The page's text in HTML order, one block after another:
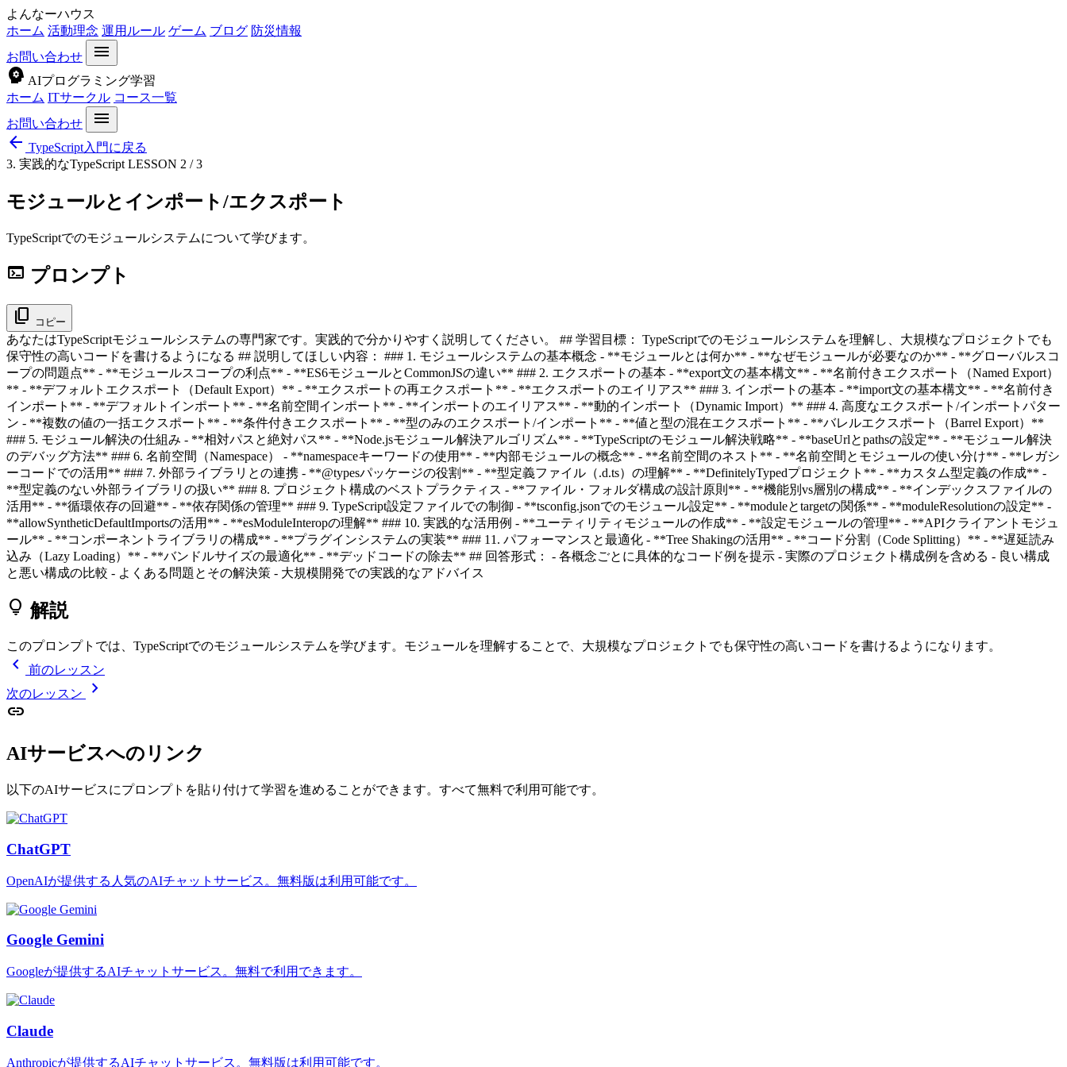
よんなーハウス
ホーム 活動理念 運用ルール ゲーム ブログ 防災情報
お問い合わせ
menu
psychology AIプログラミング学習
ホーム ITサークル コース一覧
お問い合わせ
menu
arrow_back TypeScript入門に戻る
3. 実践的なTypeScript LESSON 2 / 3
モジュールとインポート/エクスポート
TypeScriptでのモジュールシステムについて学びます。
terminal プロンプト
content_copy コピー
あなたはTypeScriptモジュールシステムの専門家です。実践的で分かりやすく説明してください。 ## 学習目標： TypeScriptでのモジュールシステムを理解し、大規模なプロジェクトでも
保守性の高いコードを書けるようになる ## 説明してほしい内容： ### 1. モジュールシステムの基本概念 - **モジュールとは何か** - **なぜモジュールが必要なのか** - **グローバルスコ
ープの問題点** - **モジュールスコープの利点** - **ES6モジュールとCommonJSの違い** ### 2. エクスポートの基本 - **export文の基本構文** - **名前付きエクスポート（Named Export）
** - **デフォルトエクスポート（Default Export）** - **エクスポートの再エクスポート** - **エクスポートのエイリアス** ### 3. インポートの基本 - **import文の基本構文** - **名前付き
インポート** - **デフォルトインポート** - **名前空間インポート** - **インポートのエイリアス** - **動的インポート（Dynamic Import）** ### 4. 高度なエクスポート/インポートパター
ン - **複数の値の一括エクスポート** - **条件付きエクスポート** - **型のみのエクスポート/インポート** - **値と型の混在エクスポート** - **バレルエクスポート（Barrel Export）**
### 5. モジュール解決の仕組み - **相対パスと絶対パス** - **Node.jsモジュール解決アルゴリズム** - **TypeScriptのモジュール解決戦略** - **baseUrlとpathsの設定** - **モジュール解決
のデバッグ方法** ### 6. 名前空間（Namespace） - **namespaceキーワードの使用** - **内部モジュールの概念** - **名前空間のネスト** - **名前空間とモジュールの使い分け** - **レガシ
ーコードでの活用** ### 7. 外部ライブラリとの連携 - **@typesパッケージの役割** - **型定義ファイル（.d.ts）の理解** - **DefinitelyTypedプロジェクト** - **カスタム型定義の作成** -
**型定義のない外部ライブラリの扱い** ### 8. プロジェクト構成のベストプラクティス - **ファイル・フォルダ構成の設計原則** - **機能別vs層別の構成** - **インデックスファイルの
活用** - **循環依存の回避** - **依存関係の管理** ### 9. TypeScript設定ファイルでの制御 - **tsconfig.jsonでのモジュール設定** - **moduleとtargetの関係** - **moduleResolutionの設定** -
**allowSyntheticDefaultImportsの活用** - **esModuleInteropの理解** ### 10. 実践的な活用例 - **ユーティリティモジュールの作成** - **設定モジュールの管理** - **APIクライアントモジュ
ール** - **コンポーネントライブラリの構成** - **プラグインシステムの実装** ### 11. パフォーマンスと最適化 - **Tree Shakingの活用** - **コード分割（Code Splitting）** - **遅延読み
込み（Lazy Loading）** - **バンドルサイズの最適化** - **デッドコードの除去** ## 回答形式： - 各概念ごとに具体的なコード例を提示 - 実際のプロジェクト構成例を含める - 良い構成
と悪い構成の比較 - よくある問題とその解決策 - 大規模開発での実践的なアドバイス
lightbulb 解説
このプロンプトでは、TypeScriptでのモジュールシステムを学びます。モジュールを理解することで、大規模なプロジェクトでも保守性の高いコードを書けるようになります。
chevron_left
前のレッスン
次のレッスン
chevron_right
link
AIサービスへのリンク
以下のAIサービスにプロンプトを貼り付けて学習を進めることができます。すべて無料で利用可能です。
ChatGPT
OpenAIが提供する人気のAIチャットサービス。無料版は利用可能です。
Google Gemini
Googleが提供するAIチャットサービス。無料で利用できます。
Claude
Anthropicが提供するAIチャットサービス。無料版は利用可能です。